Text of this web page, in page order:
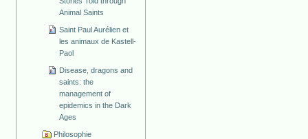
Animal Saints
Saint Paul Aurélien et
les animaux de Kastell-
Paol
Disease, dragons and
saints: the
management of
epidemics in the Dark
Ages
Philosophie